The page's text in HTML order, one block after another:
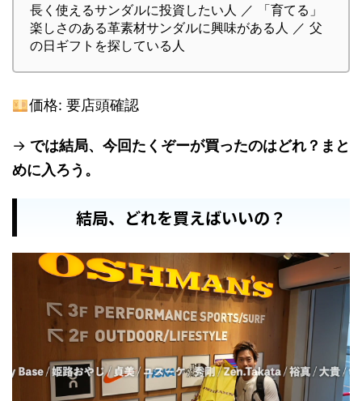
長く使えるサンダルに投資したい人 ／ 「育てる」
楽しさのある革素材サンダルに興味がある人 ／ 父
の日ギフトを探している人
価格: 要店頭確認
→ では結局、今回たくぞーが買ったのはどれ？まと
めに入ろう。
結局、どれを買えばいいの？